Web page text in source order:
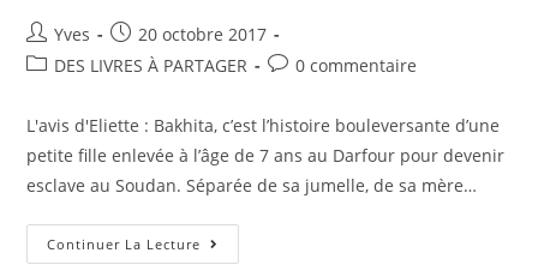
Yves
20 octobre 2017
DES LIVRES À PARTAGER
0 commentaire
L'avis d'Eliette : Bakhita, c’est l’histoire bouleversante d’une
petite fille enlevée à l’âge de 7 ans au Darfour pour devenir
esclave au Soudan. Séparée de sa jumelle, de sa mère…
Continuer La Lecture